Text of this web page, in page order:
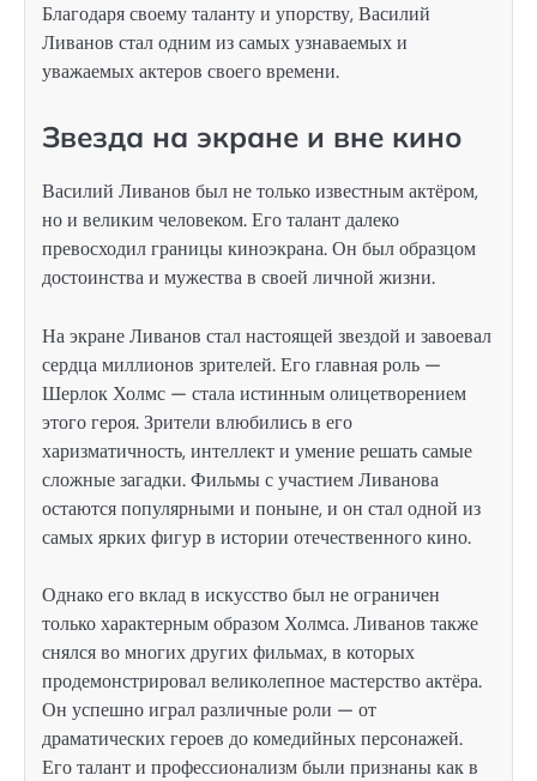
Благодаря своему таланту и упорству, Василий
Ливанов стал одним из самых узнаваемых и
уважаемых актеров своего времени.
Звезда на экране и вне кино
Василий Ливанов был не только известным актёром,
но и великим человеком. Его талант далеко
превосходил границы киноэкрана. Он был образцом
достоинства и мужества в своей личной жизни.
На экране Ливанов стал настоящей звездой и завоевал
сердца миллионов зрителей. Его главная роль —
Шерлок Холмс — стала истинным олицетворением
этого героя. Зрители влюбились в его
харизматичность, интеллект и умение решать самые
сложные загадки. Фильмы с участием Ливанова
остаются популярными и поныне, и он стал одной из
самых ярких фигур в истории отечественного кино.
Однако его вклад в искусство был не ограничен
только характерным образом Холмса. Ливанов также
снялся во многих других фильмах, в которых
продемонстрировал великолепное мастерство актёра.
Он успешно играл различные роли — от
драматических героев до комедийных персонажей.
Его талант и профессионализм были признаны как в